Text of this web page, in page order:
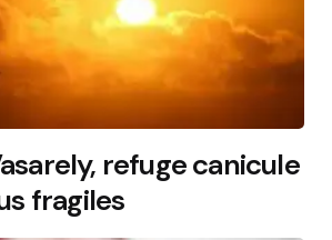
refuge canicule
fragiles